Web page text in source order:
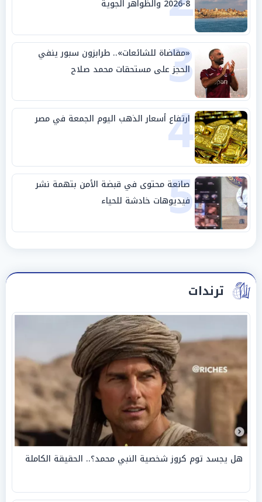
8-2026 والظواهر الجوية
3
«مقاضاة للشائعات».. طرابزون سبور ينفي
الحجز على مستحقات محمد صلاح
4
ارتفاع أسعار الذهب اليوم الجمعة في مصر
5
صانعة محتوى في قبضة الأمن بتهمة نشر
فيديوهات خادشة للحياء
ترندات
هل يجسد توم كروز شخصية النبي محمد؟.. الحقيقة الكاملة